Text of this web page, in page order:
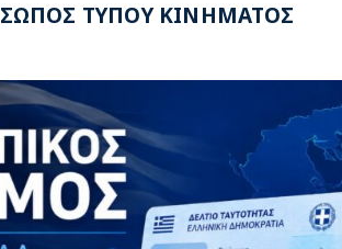
ΤΥΠΟΥ ΚΙΝΗΜΑΤΟΣ